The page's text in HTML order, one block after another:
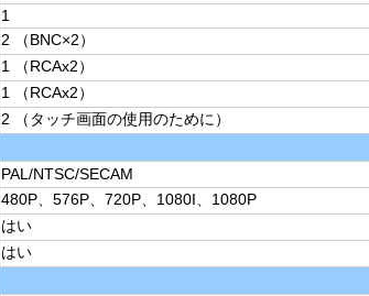
1
2 （BNC×2）
1 （RCAx2）
1 （RCAx2）
2 （タッチ画面の使用のために）
PAL/NTSC/SECAM
480P、576P、720P、1080I、1080P
はい
はい